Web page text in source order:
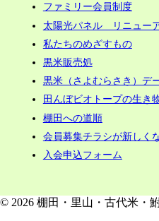
ファミリー会員制度
太陽光パネル リニュー
私たちのめざすもの
黒米販売処
黒米（さよむらさき）デ
田んぼビオトープの生き
棚田への道順
会員募集チラシが新しく
入会申込フォーム
© 2026 棚田・里山・古代米・